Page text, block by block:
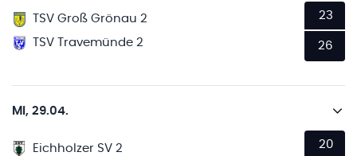
TSV Groß Grönau 2
TSV Travemünde 2
23
26
Mi, 29.04.
Eichholzer SV 2
20